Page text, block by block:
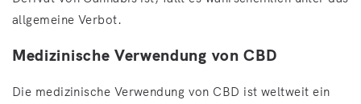
allgemeine Verbot.
Medizinische Verwendung von CBD
Die medizinische Verwendung von CBD ist weltweit ein